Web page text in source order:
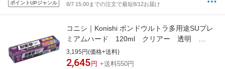
ポイントUPジャンル 8/7 15:00までの注文で最短8/12お届け
コニシ｜Konishi ボンドウルトラ多用途SUプレ
ミアムハード 120ml クリアー 透明
05150
3,195円(価格+送料)
2,645 円 +送料550円